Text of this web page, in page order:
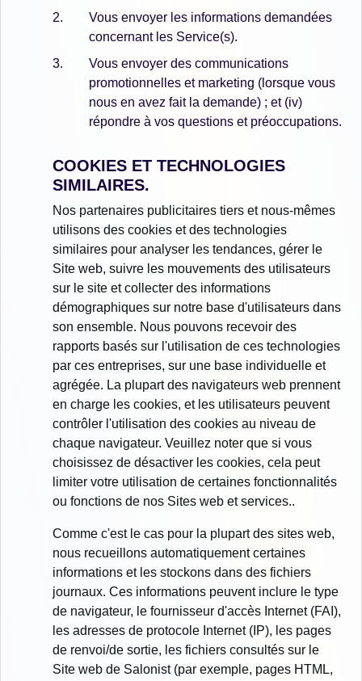
Vous envoyer les informations demandées
concernant les Service(s).
Vous envoyer des communications
promotionnelles et marketing (lorsque vous
nous en avez fait la demande) ; et (iv)
répondre à vos questions et préoccupations.
COOKIES ET TECHNOLOGIES
SIMILAIRES.
Nos partenaires publicitaires tiers et nous-mêmes
utilisons des cookies et des technologies
similaires pour analyser les tendances, gérer le
Site web, suivre les mouvements des utilisateurs
sur le site et collecter des informations
démographiques sur notre base d'utilisateurs dans
son ensemble. Nous pouvons recevoir des
rapports basés sur l'utilisation de ces technologies
par ces entreprises, sur une base individuelle et
agrégée. La plupart des navigateurs web prennent
en charge les cookies, et les utilisateurs peuvent
contrôler l'utilisation des cookies au niveau de
chaque navigateur. Veuillez noter que si vous
choisissez de désactiver les cookies, cela peut
limiter votre utilisation de certaines fonctionnalités
ou fonctions de nos Sites web et services..
Comme c'est le cas pour la plupart des sites web,
nous recueillons automatiquement certaines
informations et les stockons dans des fichiers
journaux. Ces informations peuvent inclure le type
de navigateur, le fournisseur d'accès Internet (FAI),
les adresses de protocole Internet (IP), les pages
de renvoi/de sortie, les fichiers consultés sur le
Site web de Salonist (par exemple, pages HTML,